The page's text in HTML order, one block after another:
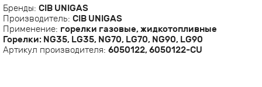
Бренды: CIB UNIGAS
Производитель: CIB UNIGAS
Применение: горелки газовые, жидкотопливные
Горелки: NG35, LG35, NG70, LG70, NG90, LG90
Артикул производителя: 6050122, 6050122-CU